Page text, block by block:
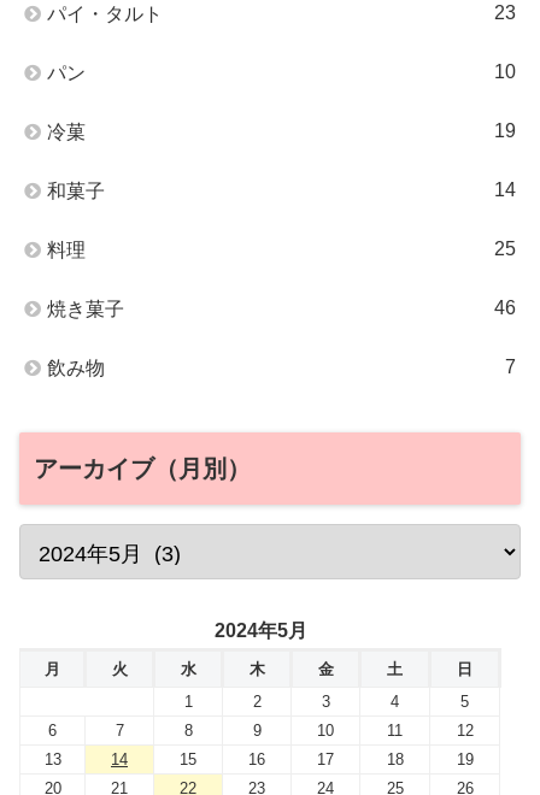
パイ・タルト 23
パン 10
冷菓 19
和菓子 14
料理 25
焼き菓子 46
飲み物 7
アーカイブ（月別）
2024年5月
月 火 水 木 金 土
日
1
2 3 4
5
6
7 8 9 10 11
12
13
14 15 16 17 18
19
20
21 22 23 24 25
26